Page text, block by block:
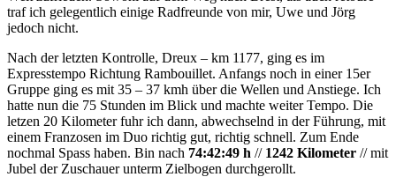
traf ich gelegentlich einige Radfreunde von mir, Uwe und Jörg
jedoch nicht.
Nach der letzten Kontrolle, Dreux – km 1177, ging es im
Expresstempo Richtung Rambouillet. Anfangs noch in einer 15er
Gruppe ging es mit 35 – 37 kmh über die Wellen und Anstiege. Ich
hatte nun die 75 Stunden im Blick und machte weiter Tempo. Die
letzen 20 Kilometer fuhr ich dann, abwechselnd in der Führung, mit
einem Franzosen im Duo richtig gut, richtig schnell. Zum Ende
nochmal Spass haben. Bin nach 74:42:49 h // 1242 Kilometer // mit
Jubel der Zuschauer unterm Zielbogen durchgerollt.